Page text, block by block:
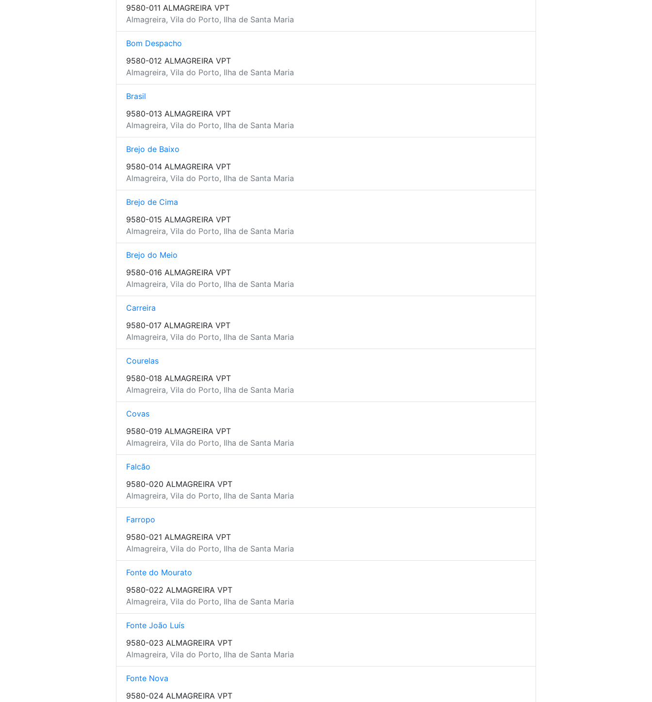
9580-011 ALMAGREIRA VPT
Almagreira, Vila do Porto, Ilha de Santa Maria
Bom Despacho
9580-012 ALMAGREIRA VPT
Almagreira, Vila do Porto, Ilha de Santa Maria
Brasil
9580-013 ALMAGREIRA VPT
Almagreira, Vila do Porto, Ilha de Santa Maria
Brejo de Baixo
9580-014 ALMAGREIRA VPT
Almagreira, Vila do Porto, Ilha de Santa Maria
Brejo de Cima
9580-015 ALMAGREIRA VPT
Almagreira, Vila do Porto, Ilha de Santa Maria
Brejo do Meio
9580-016 ALMAGREIRA VPT
Almagreira, Vila do Porto, Ilha de Santa Maria
Carreira
9580-017 ALMAGREIRA VPT
Almagreira, Vila do Porto, Ilha de Santa Maria
Courelas
9580-018 ALMAGREIRA VPT
Almagreira, Vila do Porto, Ilha de Santa Maria
Covas
9580-019 ALMAGREIRA VPT
Almagreira, Vila do Porto, Ilha de Santa Maria
Falcão
9580-020 ALMAGREIRA VPT
Almagreira, Vila do Porto, Ilha de Santa Maria
Farropo
9580-021 ALMAGREIRA VPT
Almagreira, Vila do Porto, Ilha de Santa Maria
Fonte do Mourato
9580-022 ALMAGREIRA VPT
Almagreira, Vila do Porto, Ilha de Santa Maria
Fonte João Luís
9580-023 ALMAGREIRA VPT
Almagreira, Vila do Porto, Ilha de Santa Maria
Fonte Nova
9580-024 ALMAGREIRA VPT